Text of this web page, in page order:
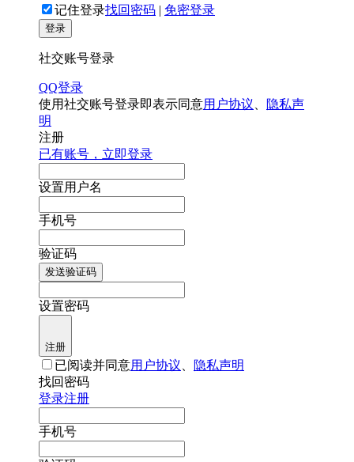
记住登录找回密码 | 免密登录
登录
社交账号登录
QQ登录
使用社交账号登录即表示同意用户协议
隐私声
明
注册
已有账号，立即登录
设置用户名
手机号
验证码
发送验证码
设置密码
注册
已阅读并同意用户协议
隐私声明
找回密码
登录注册
手机号